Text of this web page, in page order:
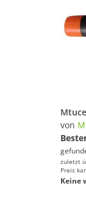
von
zuletzt
Preis
Keine